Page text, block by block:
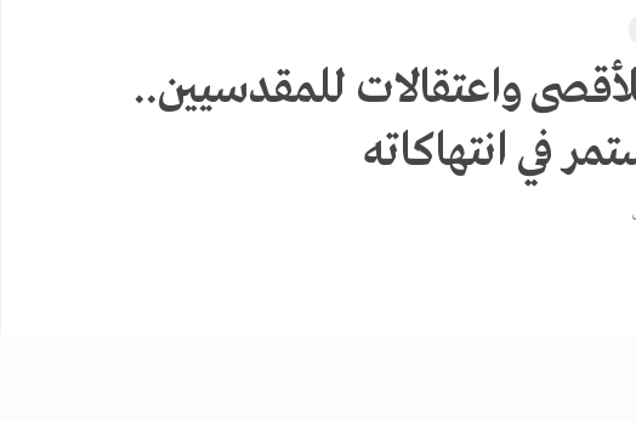
واعتقالات للمقدسيين..
في انتهاكاته